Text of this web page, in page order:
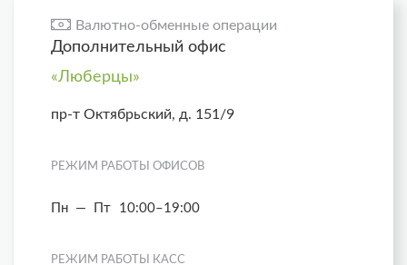
Валютно-обменные операции
Дополнительный офис
«Люберцы»
пр-т Октябрьский, д. 151/9
РЕЖИМ РАБОТЫ ОФИСОВ
Пн — Пт 10:00–19:00
РЕЖИМ РАБОТЫ КАСС